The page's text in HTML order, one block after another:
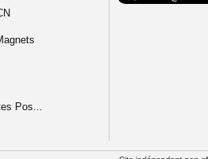
Pos...